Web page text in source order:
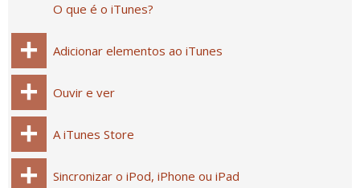
O que é o iTunes?
Adicionar elementos ao iTunes
Ouvir e ver
A iTunes Store
Sincronizar o iPod, iPhone ou iPad